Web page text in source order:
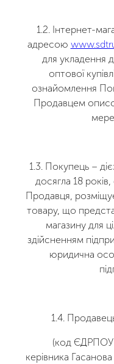
1.2. Інтернет-
адресою
для укладення
оптової
ознайомлення
Продавцем
1.3. Покупець –
досягла 18
Продавця,
товару, що
магазину для
здійсненням
юридична
1.4.
(код ЄДРПОУ
керівника Гасанова